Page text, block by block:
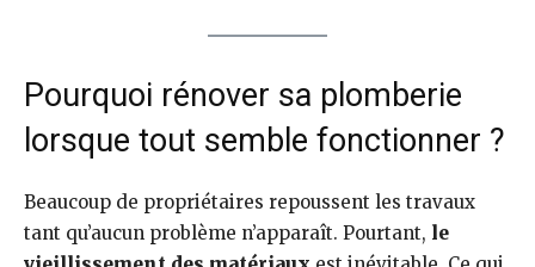
Pourquoi rénover sa plomberie
lorsque tout semble fonctionner ?
Beaucoup de propriétaires repoussent les travaux
tant qu’aucun problème n’apparaît. Pourtant, le